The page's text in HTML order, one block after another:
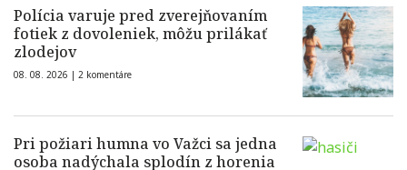
Polícia varuje pred zverejňovaním
fotiek z dovoleniek, môžu prilákať
zlodejov
08. 08. 2026 | 2 komentáre
Pri požiari humna vo Važci sa jedna
osoba nadýchala splodín z horenia